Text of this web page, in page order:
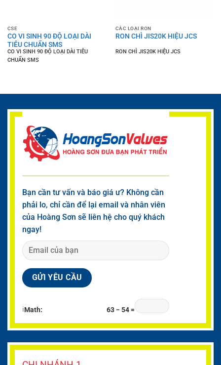
CSE
CO VI SINH 90 ĐỘ LOẠI DÀI
TIÊU CHUẨN SMS
CO VI SINH 90 ĐỘ LOẠI DÀI TIÊU
CHUẨN SMS
CÁC LOẠI RON
RON CHÌ JIS20K HIỆU JCS
RON CHÌ JIS20K HIỆU JCS
Bạn cần tư vấn và báo giá ư? Không cần
phải lo, chỉ cần để lại email và nhân viên
của Hoàng Sơn sẽ liên hệ cho quý khách
ngay!
ℹMath: 63 − 54 =